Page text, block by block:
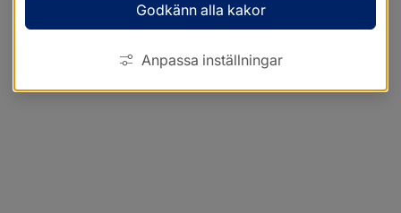
Godkänn alla kakor
Anpassa inställningar